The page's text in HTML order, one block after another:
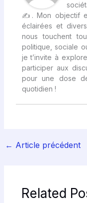
✍ . Mon objectif
éclairées et
nous touchent
politique, sociale
je t’invite à
participer aux
pour une dose
quotidien !
← Article précédent
Related